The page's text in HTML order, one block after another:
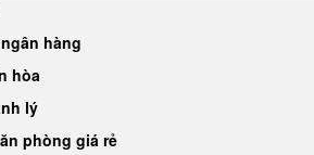
hàng
hòa
lý
phòng giá rẻ